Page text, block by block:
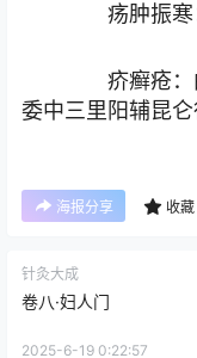
疡肿振寒
疥癣疮：
委中三里阳辅昆仑
海报分享 收藏
针灸大成
卷八·妇人门
2025-6-19 0:22:57